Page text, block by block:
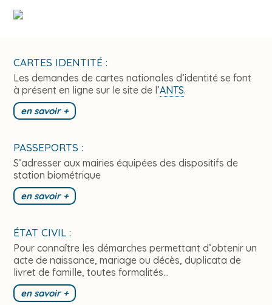
CARTES IDENTITÉ :
Les demandes de cartes nationales d’identité se font
à présent en ligne sur le site de l’ANTS.
en savoir +
PASSEPORTS :
S’adresser aux mairies équipées des dispositifs de
station biométrique
en savoir +
ÉTAT CIVIL :
Pour connaître les démarches permettant d’obtenir un
acte de naissance, mariage ou décès, duplicata de
livret de famille, toutes formalités…
en savoir +